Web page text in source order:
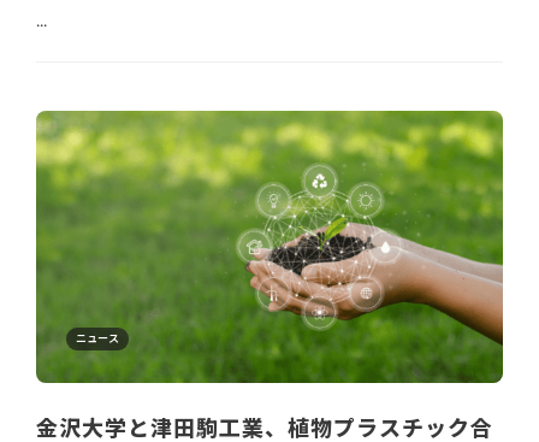
...
ニュース
金沢大学と津田駒工業、植物プラスチック合